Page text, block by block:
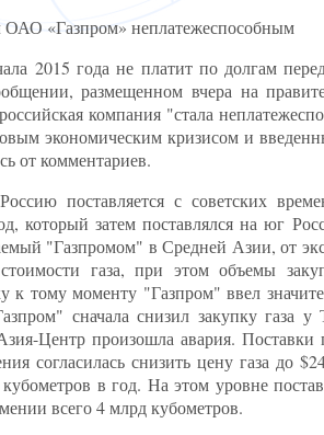
ОАО «Газпром» неплатежеспособным
2015 года не платит по долгам
размещенном вчера на
компания "стала
экономическим кризисом и
от комментариев.
поставляется с советских
который затем поставлялся на юг
"Газпромом" в Средней Азии, от
газа, при этом объемы
к тому моменту "Газпром" ввел
сначала снизил закупку газа
Центр произошла авария.
согласилась снизить цену газа до
в год. На этом уровне
всего 4 млрд кубометров.